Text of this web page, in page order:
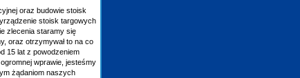
oraz budowie stoisk
stoisk targowych
zlecenia staramy się
oraz otrzymywał to na co
15 lat z powodzeniem
wprawie, jesteśmy
żądaniom naszych